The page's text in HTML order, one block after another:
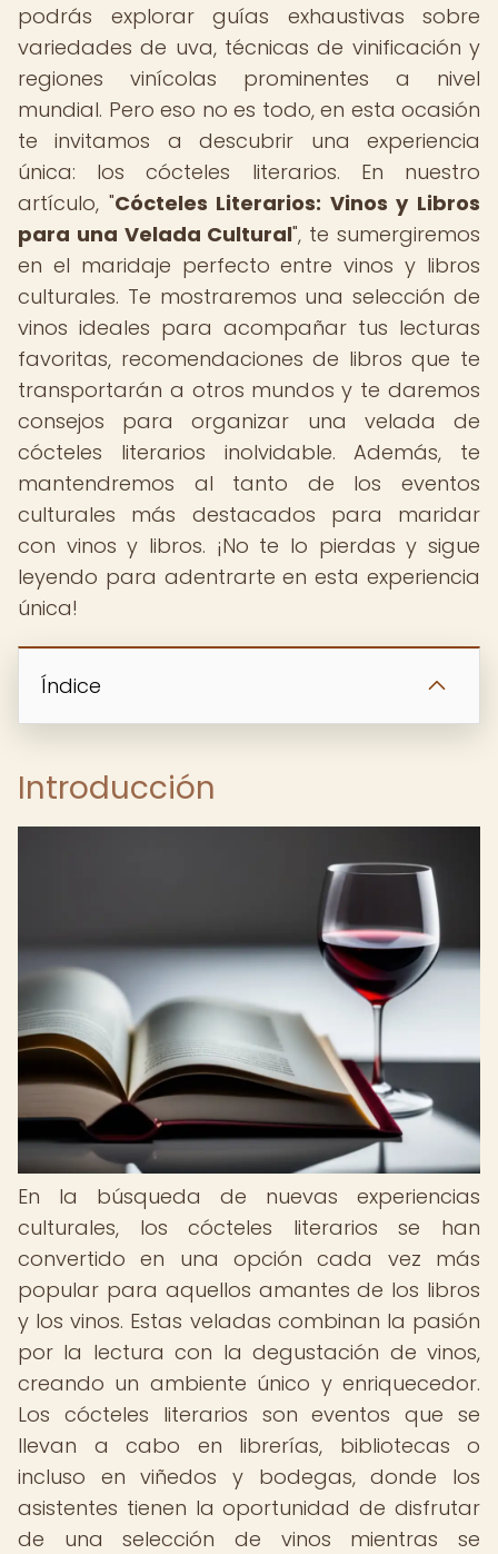
podrás explorar guías exhaustivas sobre
variedades de uva, técnicas de vinificación y
regiones vinícolas prominentes a nivel
mundial. Pero eso no es todo, en esta ocasión
te invitamos a descubrir una experiencia
única: los cócteles literarios. En nuestro
artículo, "Cócteles Literarios: Vinos y Libros
para una Velada Cultural", te sumergiremos
en el maridaje perfecto entre vinos y libros
culturales. Te mostraremos una selección de
vinos ideales para acompañar tus lecturas
favoritas, recomendaciones de libros que te
transportarán a otros mundos y te daremos
consejos para organizar una velada de
cócteles literarios inolvidable. Además, te
mantendremos al tanto de los eventos
culturales más destacados para maridar
con vinos y libros. ¡No te lo pierdas y sigue
leyendo para adentrarte en esta experiencia
única!
Índice
Introducción
En la búsqueda de nuevas experiencias
culturales, los cócteles literarios se han
convertido en una opción cada vez más
popular para aquellos amantes de los libros
y los vinos. Estas veladas combinan la pasión
por la lectura con la degustación de vinos,
creando un ambiente único y enriquecedor.
Los cócteles literarios son eventos que se
llevan a cabo en librerías, bibliotecas o
incluso en viñedos y bodegas, donde los
asistentes tienen la oportunidad de disfrutar
de una selección de vinos mientras se